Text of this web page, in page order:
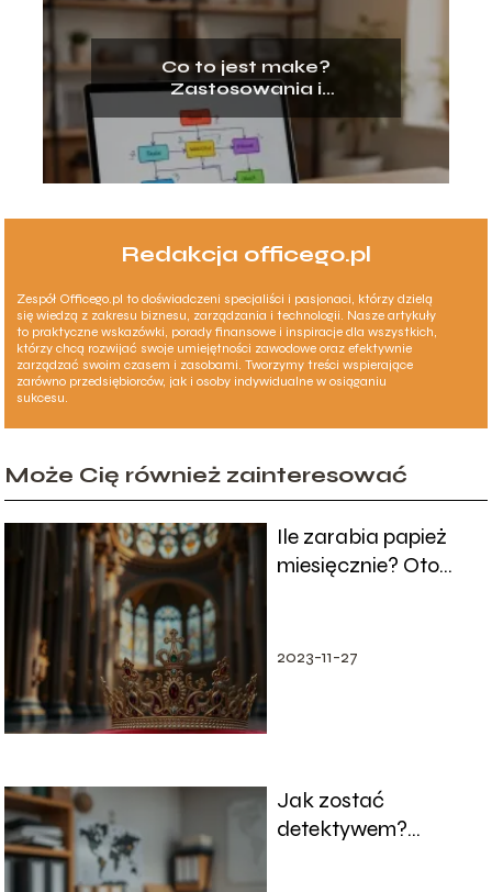
Co to jest make?
Zastosowania i
podstawowe znaczenie
Redakcja officego.pl
Zespół Officego.pl to doświadczeni specjaliści i pasjonaci, którzy dzielą
się wiedzą z zakresu biznesu, zarządzania i technologii. Nasze artykuły
to praktyczne wskazówki, porady finansowe i inspiracje dla wszystkich,
którzy chcą rozwijać swoje umiejętności zawodowe oraz efektywnie
zarządzać swoim czasem i zasobami. Tworzymy treści wspierające
zarówno przedsiębiorców, jak i osoby indywidualne w osiąganiu
sukcesu.
Może Cię również zainteresować
Ile zarabia papież
miesięcznie? Oto
2023-11-27
Jak zostać
detektywem?